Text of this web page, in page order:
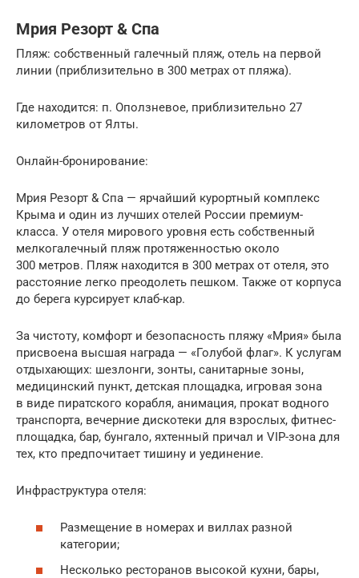
Мрия Резорт & Спа
Пляж: собственный галечный пляж, отель на первой
линии (приблизительно в 300 метрах от пляжа).
Где находится: п. Оползневое, приблизительно 27
километров от Ялты.
Онлайн-бронирование:
Мрия Резорт & Спа — ярчайший курортный комплекс
Крыма и один из лучших отелей России премиум-
класса. У отеля мирового уровня есть собственный
мелкогалечный пляж протяженностью около
300 метров. Пляж находится в 300 метрах от отеля, это
расстояние легко преодолеть пешком. Также от корпуса
до берега курсирует клаб-кар.
За чистоту, комфорт и безопасность пляжу «Мрия» была
присвоена высшая награда — «Голубой флаг». К услугам
отдыхающих: шезлонги, зонты, санитарные зоны,
медицинский пункт, детская площадка, игровая зона
в виде пиратского корабля, анимация, прокат водного
транспорта, вечерние дискотеки для взрослых, фитнес-
площадка, бар, бунгало, яхтенный причал и VIP-зона для
тех, кто предпочитает тишину и уединение.
Инфраструктура отеля:
Размещение в номерах и виллах разной
категории;
Несколько ресторанов высокой кухни, бары,